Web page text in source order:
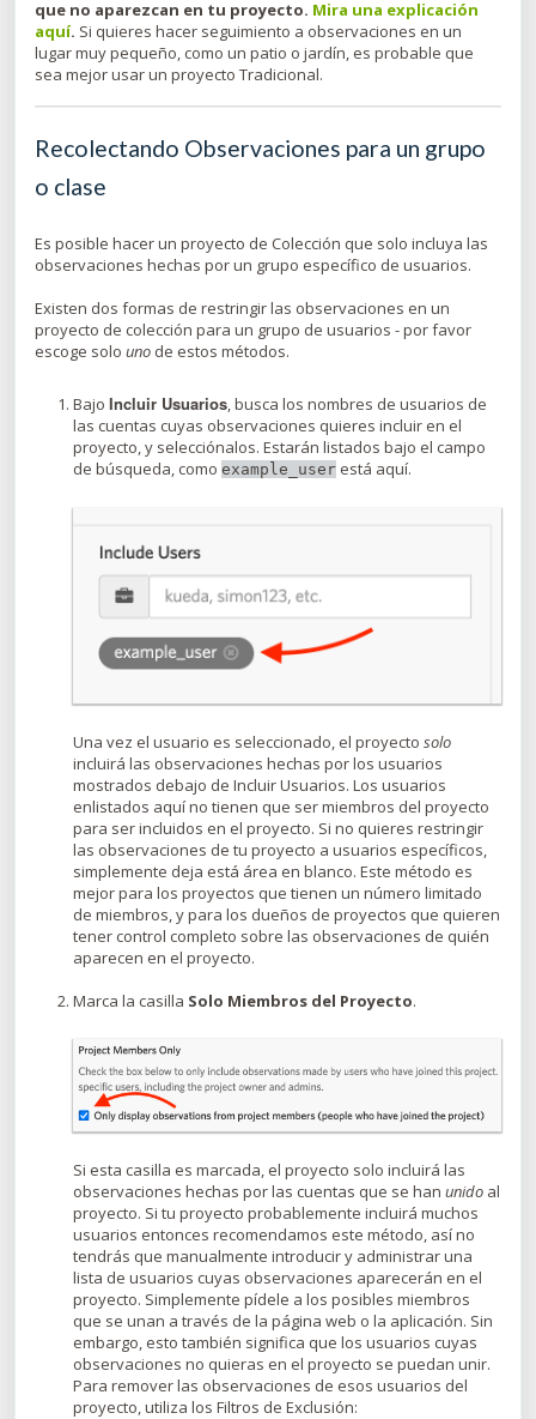
que no aparezcan en tu proyecto. Mira una explicación
aquí. Si quieres hacer seguimiento a observaciones en un
lugar muy pequeño, como un patio o jardín, es probable que
sea mejor usar un proyecto Tradicional.
Recolectando Observaciones para un grupo
o clase
Es posible hacer un proyecto de Colección que solo incluya las
observaciones hechas por un grupo específico de usuarios.
Existen dos formas de restringir las observaciones en un
proyecto de colección para un grupo de usuarios - por favor
escoge solo uno de estos métodos.
Bajo Incluir Usuarios, busca los nombres de usuarios de
las cuentas cuyas observaciones quieres incluir en el
proyecto, y selecciónalos. Estarán listados bajo el campo
de búsqueda, como example_user está aquí.
Una vez el usuario es seleccionado, el proyecto solo
incluirá las observaciones hechas por los usuarios
mostrados debajo de Incluir Usuarios. Los usuarios
enlistados aquí no tienen que ser miembros del proyecto
para ser incluidos en el proyecto. Si no quieres restringir
las observaciones de tu proyecto a usuarios específicos,
simplemente deja está área en blanco. Este método es
mejor para los proyectos que tienen un número limitado
de miembros, y para los dueños de proyectos que quieren
tener control completo sobre las observaciones de quién
aparecen en el proyecto.
Marca la casilla Solo Miembros del Proyecto.
Si esta casilla es marcada, el proyecto solo incluirá las
observaciones hechas por las cuentas que se han unido al
proyecto. Si tu proyecto probablemente incluirá muchos
usuarios entonces recomendamos este método, así no
tendrás que manualmente introducir y administrar una
lista de usuarios cuyas observaciones aparecerán en el
proyecto. Simplemente pídele a los posibles miembros
que se unan a través de la página web o la aplicación. Sin
embargo, esto también significa que los usuarios cuyas
observaciones no quieras en el proyecto se puedan unir.
Para remover las observaciones de esos usuarios del
proyecto, utiliza los Filtros de Exclusión: